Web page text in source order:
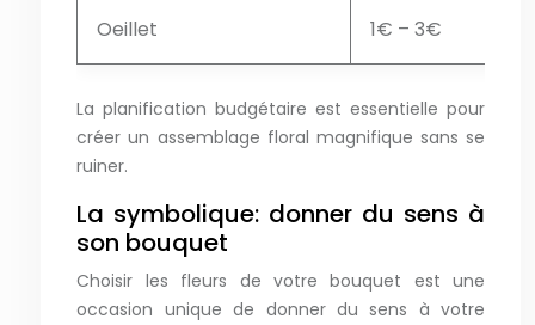
Oeillet 1€ – 3€
La planification budgétaire est essentielle pour
créer un assemblage floral magnifique sans se
ruiner.
La symbolique: donner du sens à
son bouquet
Choisir les fleurs de votre bouquet est une
occasion unique de donner du sens à votre